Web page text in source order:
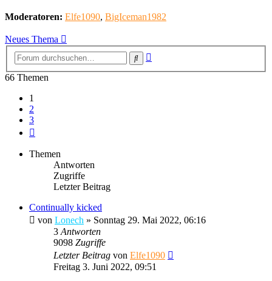
Moderatoren: Elfe1090, BigIceman1982
Neues Thema
Suche
66 Themen
1
2
3
Themen
Antworten
Zugriffe
Letzter Beitrag
Continually kicked
von Lonech » Sonntag 29. Mai 2022, 06:16
3 Antworten
9098 Zugriffe
Letzter Beitrag von Elfe1090
Freitag 3. Juni 2022, 09:51